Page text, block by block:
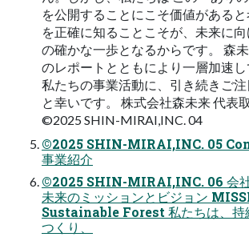
を公開することにこそ価値がある
を正確に知ることこそが、未来に
の確かな一歩となるからです。 森
のレポートとともにより一層加速し
私たちの事業活動に、引き続きご
と幸いです。 株式会社森未来 代表
©2025 SHIN-MIRAI,INC. 04
©2025 SHIN-MIRAI,INC. 05
事業紹介
©2025 SHIN-MIRAI,INC. 06 会社
未来のミッションとビジョン
Sustainable Forest 私たちは、持
つくり、